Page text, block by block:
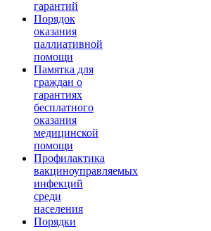
гарантий
Порядок
оказания
паллиативной
помощи
Памятка для
граждан о
гарантиях
бесплатного
оказания
медицинской
помощи
Профилактика
вакциноуправляемых
инфекций
среди
населения
Порядки